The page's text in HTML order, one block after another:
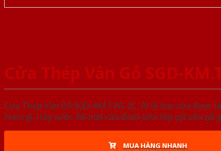
Cửa Thép Vân Gỗ SGD-
Cửa Thép Vân Gỗ SGD-KM.TVG-2C-10 là loại cửa
hoen gỉ, trầy xước. Bề mặt cửa được phủ lớp giả vân gỗ
MUA HÀNG NHANH